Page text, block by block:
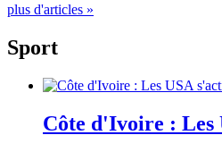
plus d'articles »
Sport
Côte d'Ivoire : Les